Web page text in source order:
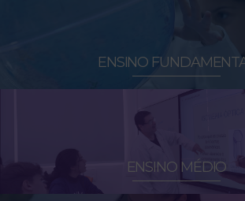
ENSINO
ENSINO MÉDIO